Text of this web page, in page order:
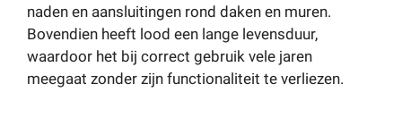
naden en aansluitingen rond daken en muren.
Bovendien heeft lood een lange levensduur,
waardoor het bij correct gebruik vele jaren
meegaat zonder zijn functionaliteit te verliezen.